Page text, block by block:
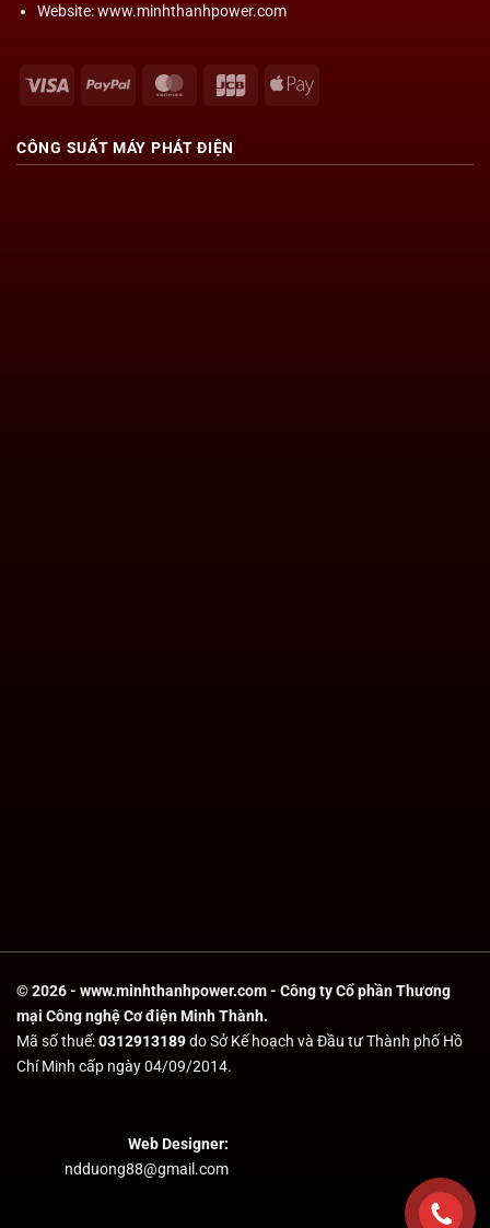
Website: www.minhthanhpower.com
Visa PayPal MasterCard
JCB
Apple
CÔNG SUẤTMÁY PHÁT ĐIỆN
© 2026 - www.minhthanhpower.com - Công ty Cổ phần Thương
mại Công nghệ Cơ điện Minh Thành.
Mã số thuế:0312913189do Sở Kế hoạch và Đầu tư Thành phố Hồ
Chí Minh cấp ngày 04/09/2014.
Web Designer:
ndduong88@gmail.com